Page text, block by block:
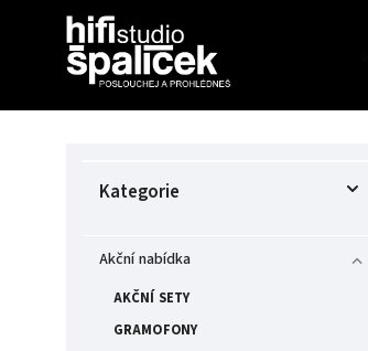
Kategorie
Akční nabídka
AKČNÍ SETY
GRAMOFONY